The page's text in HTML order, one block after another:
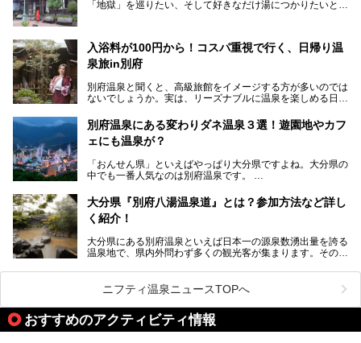
ナ、そしてひんやりとした約27度の高濃度炭酸泉で交互浴
併設の「JR九州ホテル ブラッサム大分」に泊まって、この
「シティスパてんくう」をたっぷり満喫してきたのでレポー
ルダウンできるスイーツ情報と併せてお楽しみください！
提供元：大分県【PR】
この記事は大分県のPR記事です。
「地獄」を巡りたい、そして好きなだけ湯につかりたいと切
まつり」が開催されます。その期間は嬉しいことに100以上
の共同浴場がなんと無料開放されるんです！普段から入浴料
が100円と安いのに、いいんですかタダにしちゃって!?
しかも4/2には「東京ディズニーリゾートスペシャルパレー
ド」も行われます。つまり別府に行けば「地獄」も「ミッキ
ーマウス」も拝める稀有なイベントですよ、これは行くしか
ない！
源泉数、湧出量ともに日本一の温泉県とも言われる大分県。
な市営温泉をまとめました。
Let’s go to Hell !
入浴料が100円から！コスパ重視で行く、日帰り温
泉旅in別府
別府温泉と聞くと、高級旅館をイメージする方が多いのでは
ないでしょうか。実は、リーズナブルに温泉を楽しめる日帰
で楽しめる「大分県の別府温泉」に注目してみました。
ニフティ温泉がオススメする温泉施設を紹介しちゃいます！
別府温泉にある変わりダネ温泉３選！遊園地やカフ
ェにも温泉が？
「おんせん県」といえばやっぱり大分県ですよね。大分県の
中でも一番人気なのは別府温泉です。
中いても飽きません。
普通に温泉に浸かる以外にも、別府地獄巡りや砂湯などは有
名ですよね。
別府温泉は共同湯も多く、家庭やマンションにも温泉を引い
ている所もあります。
あるんです。
これを読んで別府温泉巡りの参考になればと思います。
大分県『別府八湯温泉道』とは？参加方法など詳し
く紹介！
大分県にある別府温泉といえば日本一の源泉数湧出量を誇る
温泉地で、県内外問わず多くの観光客が集まります。その別
八湯温泉道とは別府八湯を巡る体験型イベントで、施設を回
って88ヶ所のスタンプを集めて温泉名人の認定を目指すと
いうものです。
別府には朝早くから夜遅くまでやっている地元に根付いた銭
湯や、日帰りのみの大きな施設など様々な形態の温泉があり
ニフティ温泉ニュースTOPへ
おすすめのアクティビティ情報